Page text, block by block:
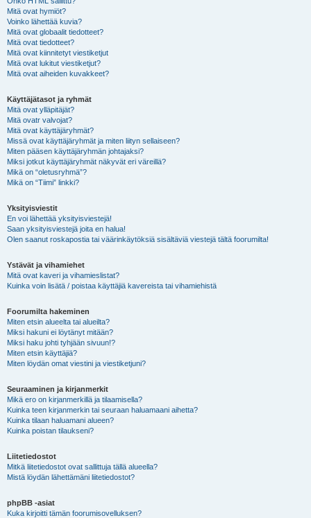
Mitä ovat hymiöt?
Voinko lähettää kuvia?
Mitä ovat globaalit tiedotteet?
Mitä ovat tiedotteet?
Mitä ovat kiinnitetyt viestiketjut
Mitä ovat lukitut viestiketjut?
Mitä ovat aiheiden kuvakkeet?
Käyttäjätasot ja ryhmät
Mitä ovat ylläpitäjät?
Mitä ovatr valvojat?
Mitä ovat käyttäjäryhmät?
Missä ovat käyttäjäryhmät ja miten liityn sellaiseen?
Miten pääsen käyttäjäryhmän johtajaksi?
Miksi jotkut käyttäjäryhmät näkyvät eri väreillä?
Mikä on “oletusryhmä”?
Mikä on “Tiimi” linkki?
Yksityisviestit
En voi lähettää yksityisviestejä!
Saan yksityisviestejä joita en halua!
Olen saanut roskapostia tai väärinkäytöksiä sisältäviä viestejä tältä foorumilta!
Ystävät ja vihamiehet
Mitä ovat kaveri ja vihamieslistat?
Kuinka voin lisätä / poistaa käyttäjiä kavereista tai vihamiehistä
Foorumilta hakeminen
Miten etsin alueelta tai alueilta?
Miksi hakuni ei löytänyt mitään?
Miksi haku johti tyhjään sivuun!?
Miten etsin käyttäjiä?
Miten löydän omat viestini ja viestiketjuni?
Seuraaminen ja kirjanmerkit
Mikä ero on kirjanmerkillä ja tilaamisella?
Kuinka teen kirjanmerkin tai seuraan haluamaani aihetta?
Kuinka tilaan haluamani alueen?
Kuinka poistan tilaukseni?
Liitetiedostot
Mitkä liitetiedostot ovat sallittuja tällä alueella?
Mistä löydän lähettämäni liitetiedostot?
phpBB -asiat
Kuka kirjoitti tämän foorumisovelluksen?